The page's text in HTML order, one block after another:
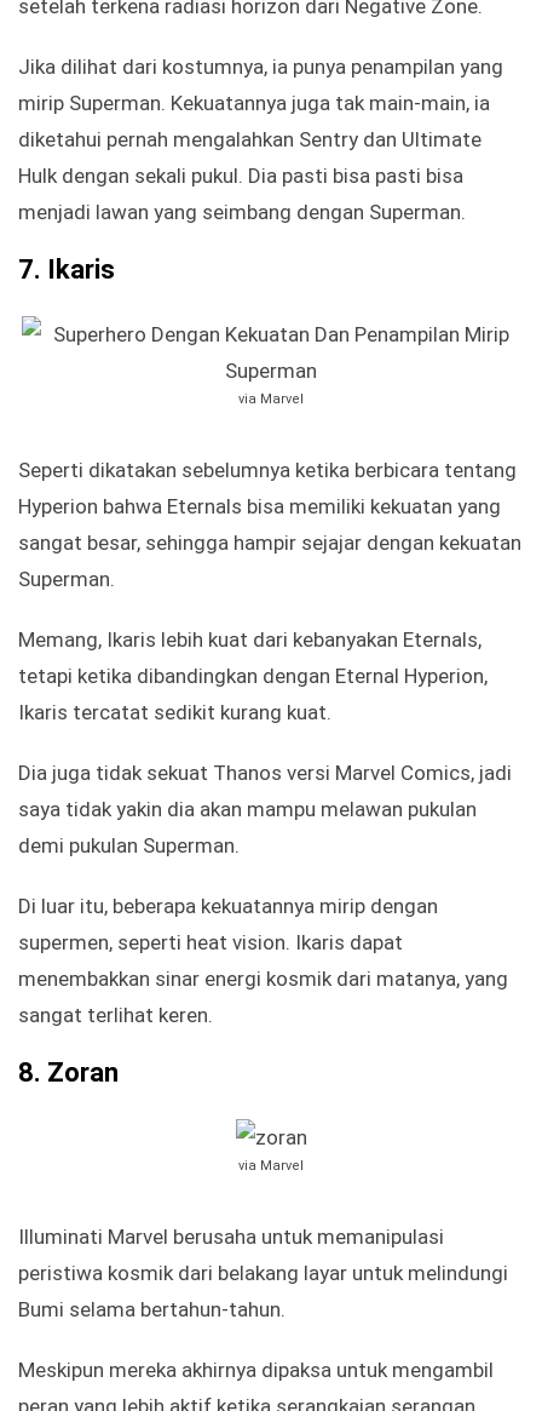
setelah terkena radiasi horizon dari Negative Zone.
Jika dilihat dari kostumnya, ia punya penampilan yang
mirip Superman. Kekuatannya juga tak main-main, ia
diketahui pernah mengalahkan Sentry dan Ultimate
Hulk dengan sekali pukul. Dia pasti bisa pasti bisa
menjadi lawan yang seimbang dengan Superman.
7. Ikaris
via Marvel
Seperti dikatakan sebelumnya ketika berbicara tentang
Hyperion bahwa Eternals bisa memiliki kekuatan yang
sangat besar, sehingga hampir sejajar dengan kekuatan
Superman.
Memang, Ikaris lebih kuat dari kebanyakan Eternals,
tetapi ketika dibandingkan dengan Eternal Hyperion,
Ikaris tercatat sedikit kurang kuat.
Dia juga tidak sekuat Thanos versi Marvel Comics, jadi
saya tidak yakin dia akan mampu melawan pukulan
demi pukulan Superman.
Di luar itu, beberapa kekuatannya mirip dengan
supermen, seperti heat vision. Ikaris dapat
menembakkan sinar energi kosmik dari matanya, yang
sangat terlihat keren.
8. Zoran
via Marvel
Illuminati Marvel berusaha untuk memanipulasi
peristiwa kosmik dari belakang layar untuk melindungi
Bumi selama bertahun-tahun.
Meskipun mereka akhirnya dipaksa untuk mengambil